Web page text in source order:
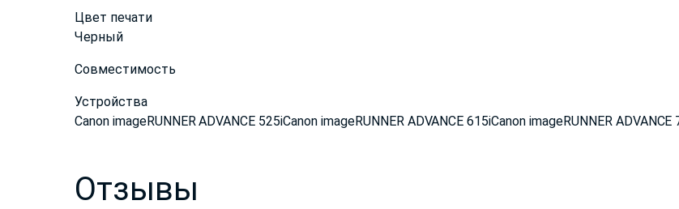
Цвет печати
Черный
Совместимость
Устройства
Canon imageRUNNER ADVANCE 525iCanon imageRUNNER ADVANCE 615iCanon imageRUNNER ADVANCE
Отзывы